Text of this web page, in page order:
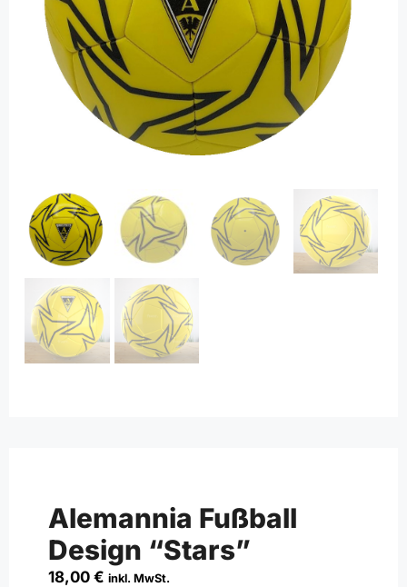
Alemannia Fußball
Design “Stars”
18,00 € inkl. MwSt.